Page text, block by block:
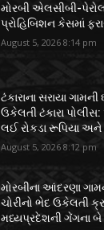
મોરબી એલસીબી-પેરોલ
પ્રોહિબિશન કેસમાં
August 5, 2026 8:14 pm
ટંકારાના સરાયા
ઉકેલતી ટંકારા
લઈ રોકડા રૂપિયા
August 5, 2026 8:12 pm
મોરબીના આંદરણા
ચોરીનો ભેદ ઉકેલતી
મધ્યપ્રદેશની ગેંગના બે